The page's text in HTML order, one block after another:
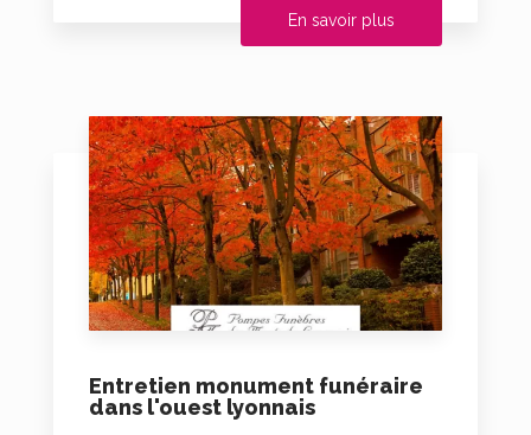
En savoir plus
Entretien monument funéraire
dans l'ouest lyonnais